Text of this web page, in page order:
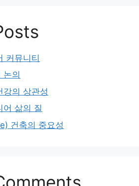
커뮤니티
논의
강의 상관성
어 삶의 질
건축의 중요성